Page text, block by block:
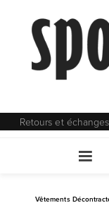
Retours et
Vêtements